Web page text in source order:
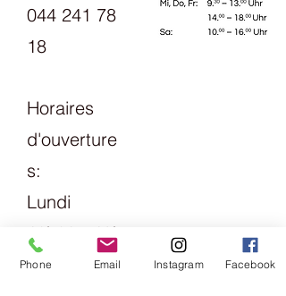
044 241 78
18
Horaires
d'ouverture
s:
Lundi
13h30 - 18h
mardi
Phone Email Instagram Facebook